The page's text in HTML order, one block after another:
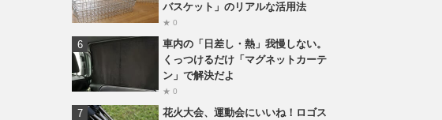
バスケット」のリアルな活用法
★ 0
車内の「日差し・熱」我慢しない。
くっつけるだけ「マグネットカーテ
ン」で解決だよ
★ 0
花火大会、運動会にいいね！ロゴス